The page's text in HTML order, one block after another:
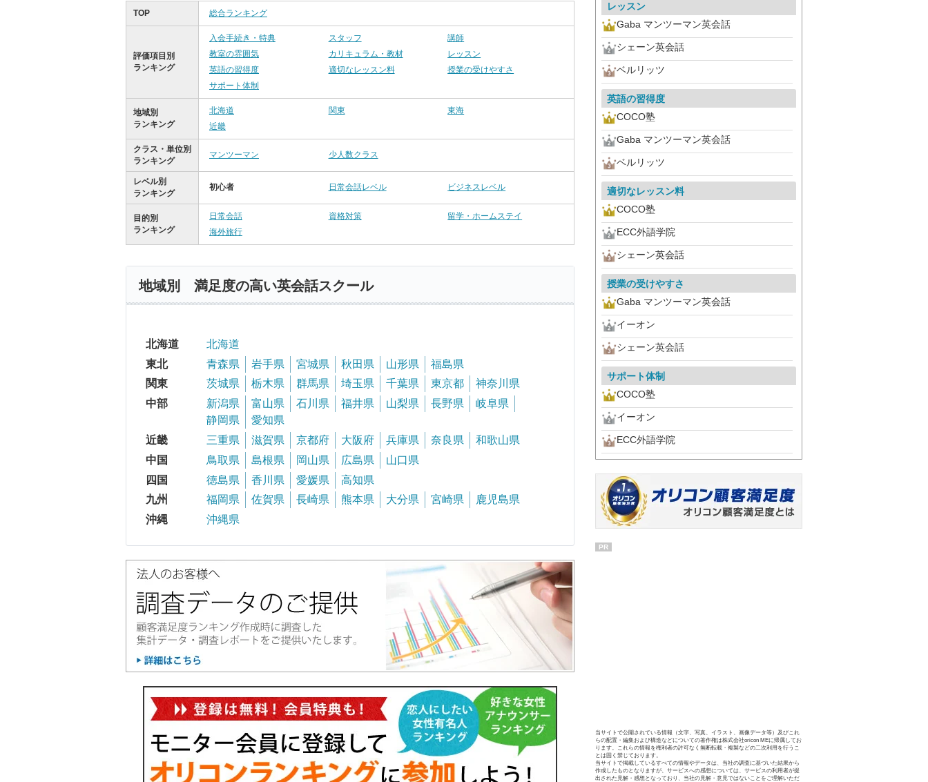
TOP 総合ランキング
評価項目別
ランキング
入会手続き・特典 スタッフ
講師
教室の雰囲気
カリキュラム・教材
レッスン
英語の習得度
適切なレッスン料
授業の受けやすさ
サポート体制
地域別
ランキング
北海道 関東
東海
近畿
クラス・単位別
ランキング
マンツーマン 少人数クラス
レベル別
ランキング
初心者 日常会話レベル ビジネスレベル
目的別
ランキング
日常会話 資格対策
留学・ホームステイ
海外旅行
地域別 満足度の高い英会話スクール
北海道
北海道
東北
青森県 岩手県 宮城県 秋田県 山形県
福島県
関東
茨城県 栃木県 群馬県 埼玉県 千葉県 東京都
神奈川県
中部
新潟県 富山県 石川県 福井県 山梨県 長野県
岐阜県
静岡県
愛知県
近畿
三重県 滋賀県 京都府 大阪府 兵庫県 奈良県
和歌山県
中国
鳥取県 島根県 岡山県 広島県
山口県
四国
徳島県 香川県 愛媛県
高知県
九州
福岡県 佐賀県 長崎県 熊本県 大分県 宮崎県
鹿児島県
沖縄
沖縄県
レッスン
Gaba マンツーマン英会話
シェーン英会話
ベルリッツ
英語の習得度
COCO塾
Gaba マンツーマン英会話
ベルリッツ
適切なレッスン料
COCO塾
ECC外語学院
シェーン英会話
授業の受けやすさ
Gaba マンツーマン英会話
イーオン
シェーン英会話
サポート体制
COCO塾
イーオン
ECC外語学院
PR
当サイトで公開されている情報（文字、写真、イラスト、画像データ等）及びこれ
らの配置・編集および構造などについての著作権は株式会社oricon MEに帰属してお
ります。これらの情報を権利者の許可なく無断転載・複製などの二次利用を行うこ
とは固く禁じております。
当サイトで掲載しているすべての情報やデータは、当社の調査に基づいた結果から
作成したものとなりますが、サービスへの感想については、サービスの利用者が提
出された見解・感想となっており、当社の見解・意見ではないことをご理解いただ